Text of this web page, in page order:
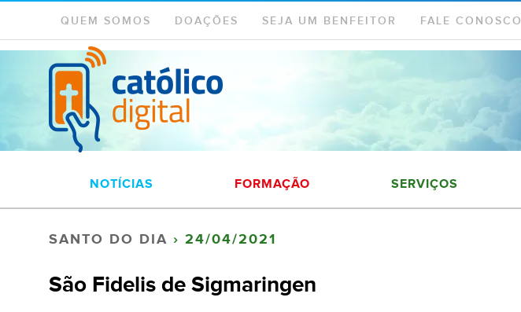
QUEM SOMOS DOAÇÕES SEJA UM BENFEITOR FALE CONOSCO
NOTÍCIAS FORMAÇÃO SERVIÇOS
SANTO DO DIA › 24/04/2021
São Fidelis de Sigmaringen